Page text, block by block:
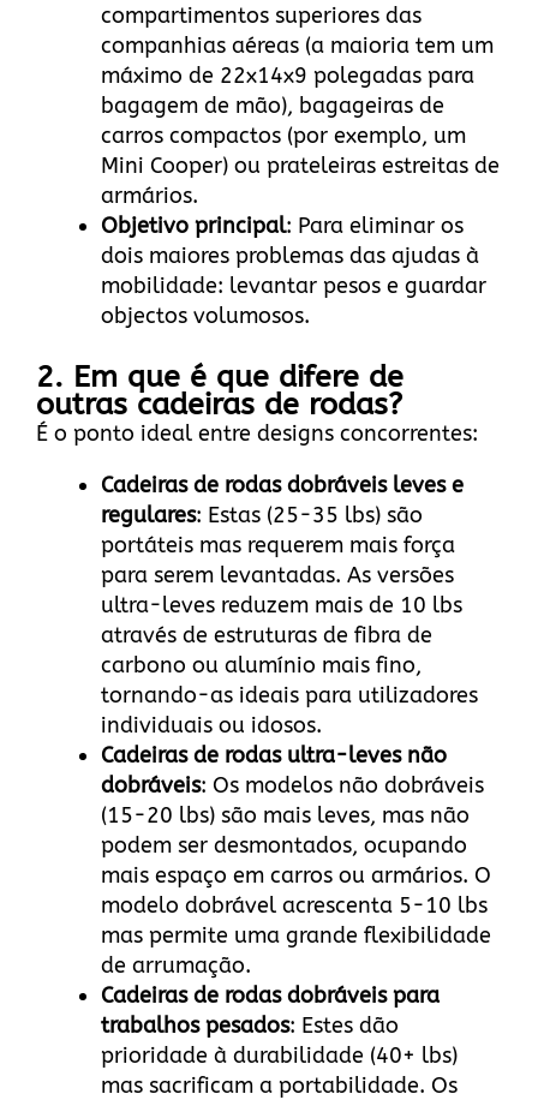
compartimentos superiores das
companhias aéreas (a maioria tem um
máximo de 22x14x9 polegadas para
bagagem de mão), bagageiras de
carros compactos (por exemplo, um
Mini Cooper) ou prateleiras estreitas de
armários.
Objetivo principal: Para eliminar os
dois maiores problemas das ajudas à
mobilidade: levantar pesos e guardar
objectos volumosos.
2. Em que é que difere de
outras cadeiras de rodas?
É o ponto ideal entre designs concorrentes:
Cadeiras de rodas dobráveis leves e
regulares: Estas (25-35 lbs) são
portáteis mas requerem mais força
para serem levantadas. As versões
ultra-leves reduzem mais de 10 lbs
através de estruturas de fibra de
carbono ou alumínio mais fino,
tornando-as ideais para utilizadores
individuais ou idosos.
Cadeiras de rodas ultra-leves não
dobráveis: Os modelos não dobráveis
(15-20 lbs) são mais leves, mas não
podem ser desmontados, ocupando
mais espaço em carros ou armários. O
modelo dobrável acrescenta 5-10 lbs
mas permite uma grande flexibilidade
de arrumação.
Cadeiras de rodas dobráveis para
trabalhos pesados: Estes dão
prioridade à durabilidade (40+ lbs)
mas sacrificam a portabilidade. Os